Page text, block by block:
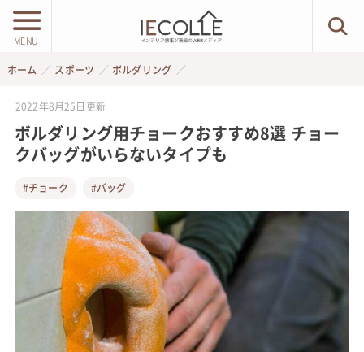
MENU
ホーム スポーツ ボルダリング
2022年8月25日 更新
ボルダリング用チョークおすすめ8選 チョー
クバッグがいらないタイプも
#チョーク #バッグ